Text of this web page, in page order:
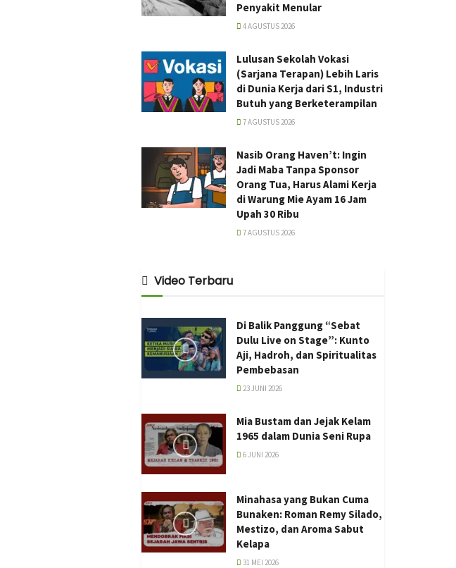
Penyakit Menular
4 AGUSTUS 2026
Lulusan Sekolah Vokasi
(Sarjana Terapan) Lebih Laris
di Dunia Kerja dari S1, Industri
Butuh yang Berketerampilan
7 AGUSTUS 2026
Nasib Orang Haven’t: Ingin
Jadi Maba Tanpa Sponsor
Orang Tua, Harus Alami Kerja
di Warung Mie Ayam 16 Jam
Upah 30 Ribu
7 AGUSTUS 2026
Video Terbaru
Di Balik Panggung “Sebat
Dulu Live on Stage”: Kunto
Aji, Hadroh, dan Spiritualitas
Pembebasan
23 JUNI 2026
Mia Bustam dan Jejak Kelam
1965 dalam Dunia Seni Rupa
6 JUNI 2026
Minahasa yang Bukan Cuma
Bunaken: Roman Remy Silado,
Mestizo, dan Aroma Sabut
Kelapa
31 MEI 2026